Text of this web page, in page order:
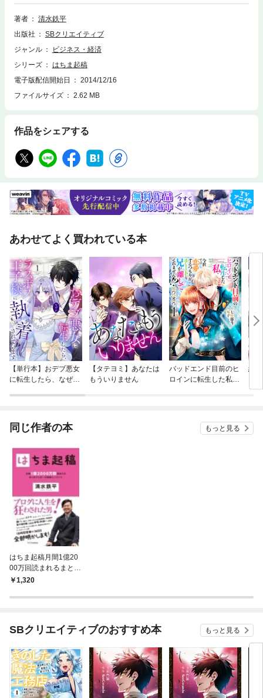
人・清水鉄平が、はちま起稿に青春のすべてを捧げた半生を語るととも
に、月間１億2000万PVものアクセス数を稼ぎだすノウハウを公開。 さら
ラブルの舞台裏と真相について、はじめて明かします。 2014年３月に２
ちゃんねる主要板が転載禁止になったことで、今後の動向がますます注目
著者
清水鉄平
出版社
SBクリエイティブ
ジャンル
ビジネス・経済
シリーズ
はちま起稿
電子版配信開始日
2014/12/16
ファイルサイズ
2.62 MB
作品をシェアする
あわせてよく買われている本
【単行本】おデブ悪女
に転生したら、なぜか
【タテヨミ】あなたは
もういりません
バッドエンド目前のヒ
ロインに転生した私、
結
同じ作者の本 もっと見る
はちま起稿月間1億20
00万回読まれるまとめ
ブロガーの素顔とノウ
1,320
SBクリエイティブのおすすめ本 もっと見る